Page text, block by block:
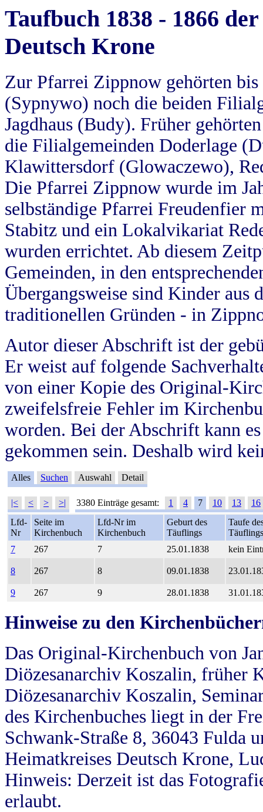
Taufbuch 1838 - 1866
Deutsch Krone
Zur Pfarrei Zippnow gehörten
(Sypnywo) noch die beiden
Jagdhaus (Budy). Früher
die Filialgemeinden Doderlage
Klawittersdorf (Glowaczewo),
Die Pfarrei Zippnow wurde im
selbständige Pfarrei Freudenfier
Stabitz und ein Lokalvikariat
wurden errichtet. Ab diesem
Gemeinden, in den
Übergangsweise sind Kinder aus
traditionellen Gründen - in
Autor dieser Abschrift ist der
Er weist auf folgende
von einer Kopie des Original-
zweifelsfreie Fehler im
worden. Bei der Abschrift kann
gekommen sein. Deshalb wird
Alles Suchen Auswahl Detail
|< < > >| 3380 Einträge gesamt: 1 4 7 10 13
16
Lfd-
Nr
Seite im
Kirchenbuch
Lfd-Nr im
Kirchenbuch
Geburt des
Täuflings
Taufe
Täuflings
7
267 7 25.01.1838 kein
8 267 8 09.01.1838
9 267 9 28.01.1838
Hinweise zu den
Das Original-Kirchenbuch von
Diözesanarchiv Koszalin, früher
Diözesanarchiv Koszalin,
des Kirchenbuches liegt in der
Schwank-Straße 8, 36043 Fulda
Heimatkreises Deutsch Krone,
Hinweis: Derzeit ist das
erlaubt.